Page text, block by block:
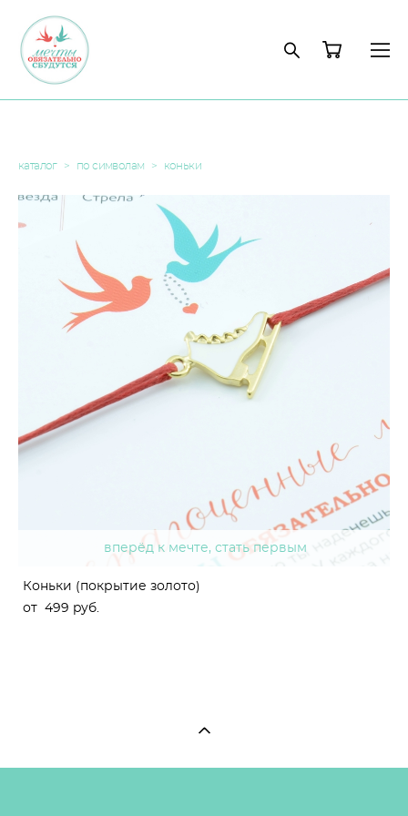
каталог > по символам > коньки
вперёд к мечте, стать первым
Коньки (покрытие золото)
от 499 pуб.